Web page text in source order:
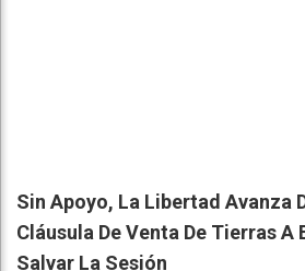
Sin Apoyo, La Libertad Avanza
Cláusula De Venta De Tierras A
Salvar La Sesión